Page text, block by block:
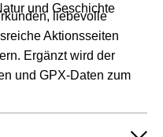
und Geschichte
liebevolle
Aktionsseiten
Ergänzt wird der
und GPX-Daten zum